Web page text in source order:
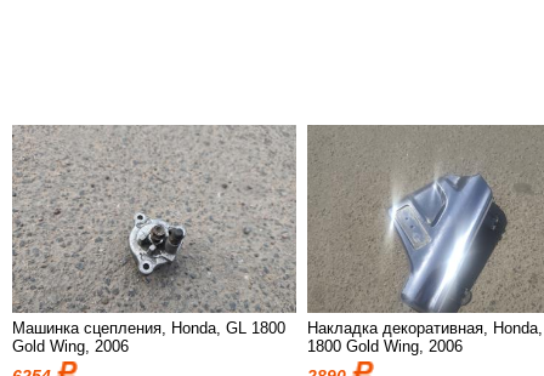
Машинка сцепления, Honda, GL 1800
Gold Wing, 2006
Накладка декоративная,
1800 Gold Wing, 2006